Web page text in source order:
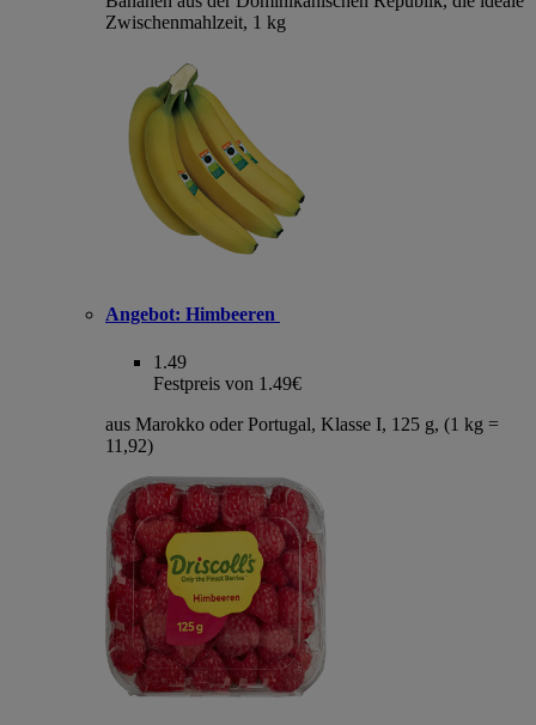
Zwischenmahlzeit, 1 kg
Angebot: Himbeeren
1.49
Festpreis von 1.49€
aus Marokko oder Portugal, Klasse I, 125 g, (1 kg =
11,92)